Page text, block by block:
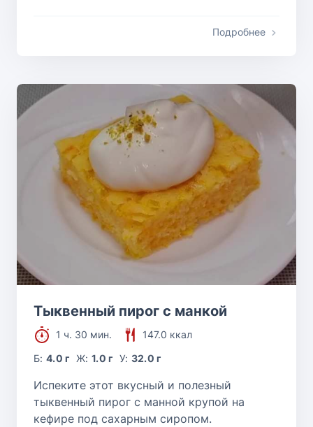
Подробнее
Тыквенный пирог с манкой
1 ч. 30 мин.
147.0 ккал
Б:4.0 г Ж: 1.0 г У: 32.0 г
Испеките этот вкусный и полезный
тыквенный пирог с манной крупой на
кефире под сахарным сиропом.